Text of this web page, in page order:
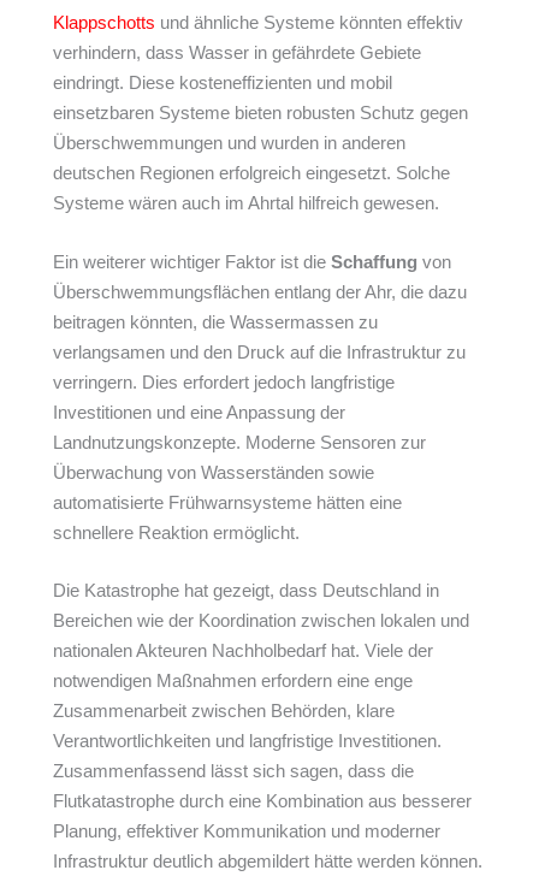
Klappschotts und ähnliche Systeme könnten effektiv
verhindern, dass Wasser in gefährdete Gebiete
eindringt. Diese kosteneffizienten und mobil
einsetzbaren Systeme bieten robusten Schutz gegen
Überschwemmungen und wurden in anderen
deutschen Regionen erfolgreich eingesetzt. Solche
Systeme wären auch im Ahrtal hilfreich gewesen.
Ein weiterer wichtiger Faktor ist die Schaffung von
Überschwemmungsflächen entlang der Ahr, die dazu
beitragen könnten, die Wassermassen zu
verlangsamen und den Druck auf die Infrastruktur zu
verringern. Dies erfordert jedoch langfristige
Investitionen und eine Anpassung der
Landnutzungskonzepte. Moderne Sensoren zur
Überwachung von Wasserständen sowie
automatisierte Frühwarnsysteme hätten eine
schnellere Reaktion ermöglicht.
Die Katastrophe hat gezeigt, dass Deutschland in
Bereichen wie der Koordination zwischen lokalen und
nationalen Akteuren Nachholbedarf hat. Viele der
notwendigen Maßnahmen erfordern eine enge
Zusammenarbeit zwischen Behörden, klare
Verantwortlichkeiten und langfristige Investitionen.
Zusammenfassend lässt sich sagen, dass die
Flutkatastrophe durch eine Kombination aus besserer
Planung, effektiver Kommunikation und moderner
Infrastruktur deutlich abgemildert hätte werden können.